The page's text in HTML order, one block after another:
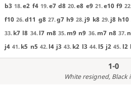
b3 18.e2 f4 19.e7 d8 20.e8 e9 21.e10 f9
f10 26.d11 g8 27.g7 h9 28. j9 k8 29. j8 h10
33. k7 l8 34. l7 m8 35. m9 n9 36. m7 n8 37.
j4 41. k5 n5 42. l4 j3 43. k2 l3 44. l5 j2 45. l2
1-0
White resigned, Black